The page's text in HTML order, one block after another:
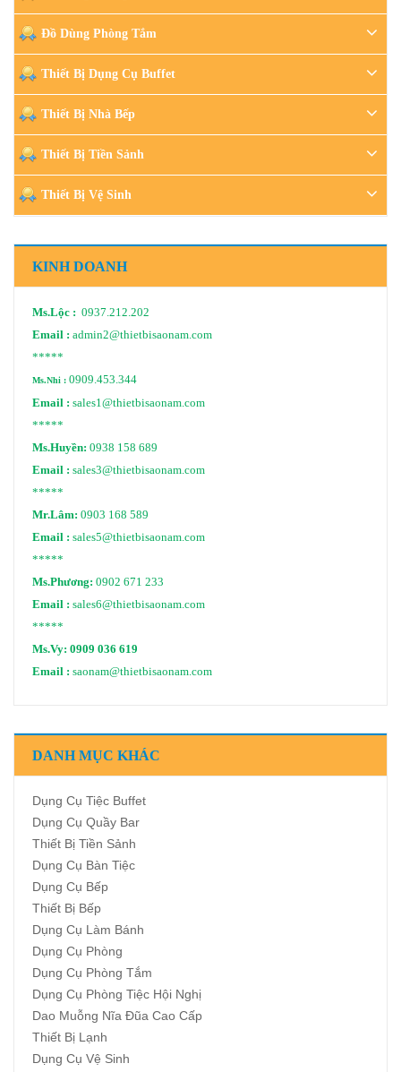
Đồ Dùng Phòng Tắm
Thiết Bị Dụng Cụ Buffet
Thiết Bị Nhà Bếp
Thiết Bị Tiền Sảnh
Thiết Bị Vệ Sinh
KINH DOANH
Ms.Lộc : 0937.212.202
Email : admin2@thietbisaonam.com
*****
Ms.Nhi : 0909.453.344
Email : sales1@thietbisaonam.com
*****
Ms.Huyền: 0938 158 689
Email : sales3@thietbisaonam.com
*****
Mr.Lâm: 0903 168 589
Email : sales5@thietbisaonam.com
*****
Ms.Phương: 0902 671 233
Email : sales6@thietbisaonam.com
*****
Ms.Vy: 0909 036 619
Email : saonam@thietbisaonam.com
DANH MỤC KHÁC
Dụng Cụ Tiệc Buffet
Dụng Cụ Quầy Bar
Thiết Bị Tiền Sảnh
Dụng Cụ Bàn Tiệc
Dụng Cụ Bếp
Thiết Bị Bếp
Dụng Cụ Làm Bánh
Dụng Cụ Phòng
Dụng Cụ Phòng Tắm
Dụng Cụ Phòng Tiệc Hội Nghị
Dao Muỗng Nĩa Đũa Cao Cấp
Thiết Bị Lạnh
Dụng Cụ Vệ Sinh